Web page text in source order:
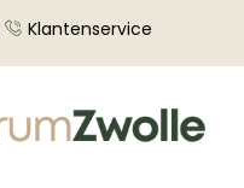
Klantenservice